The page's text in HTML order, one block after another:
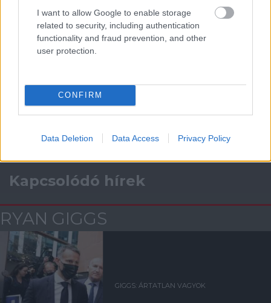
I want to allow Google to enable storage
related to security, including authentication
functionality and fraud prevention, and other
user protection.
CONFIRM
Data Deletion Data Access Privacy Policy
Támogatás
a ManUtdFanatics.hu működését!
Kapcsolódó hírek
RYAN GIGGS
GIGGS: ÁRTATLAN VAGYOK